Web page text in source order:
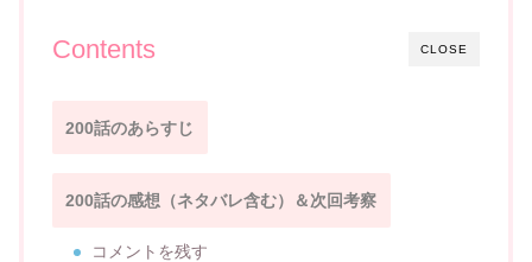
CLOSE
Contents
200話のあらすじ
200話の感想（ネタバレ含む）＆次回考察
コメントを残す